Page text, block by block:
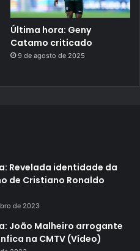
Última hora: Geny
Catamo criticado
9 de agosto de 2025
Revelada identidade da
de Cristiano Ronaldo
de 2023
João Malheiro arrogante
na CMTV (Vídeo)